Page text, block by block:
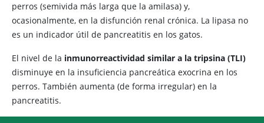
perros (semivida más larga que la amilasa) y,
ocasionalmente, en la disfunción renal crónica. La lipasa no
es un indicador útil de pancreatitis en los gatos.
El nivel de la inmunorreactividad similar a la tripsina (TLI)
disminuye en la insuficiencia pancreática exocrina en los
perros. También aumenta (de forma irregular) en la
pancreatitis.